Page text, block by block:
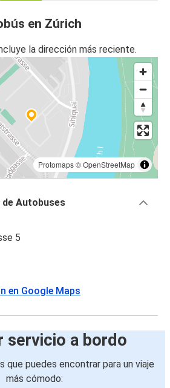
en Zúrich
la dirección más reciente.
Protomaps©OpenStreetMap
Autobuses
5
en Google Maps
servicio a bordo
que puedes encontrar para un viaje
más cómodo: